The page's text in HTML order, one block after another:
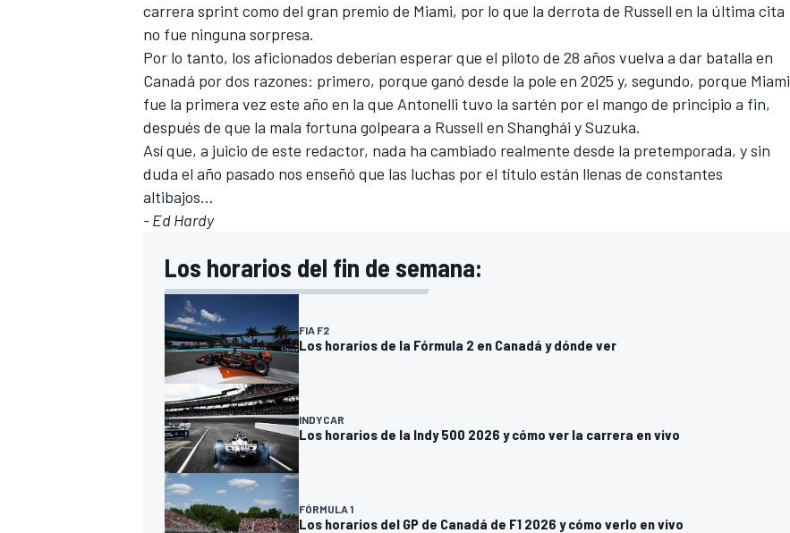
MÁS CATEGORÍAS
carrera sprint como del gran premio de Miami, por lo que la derrota de Russell en la última cita
no fue ninguna sorpresa.
Por lo tanto, los aficionados deberían esperar que el piloto de 28 años vuelva a dar batalla en
Canadá por dos razones: primero, porque ganó desde la pole en 2025 y, segundo, porque Miami
fue la primera vez este año en la que Antonelli tuvo la sartén por el mango de principio a fin,
después de que la mala fortuna golpeara a Russell en Shanghái y Suzuka.
Así que, a juicio de este redactor, nada ha cambiado realmente desde la pretemporada, y sin
duda el año pasado nos enseñó que las luchas por el título están llenas de constantes
altibajos...
- Ed Hardy
Los horarios del fin de semana:
FIA F2
Los horarios de la Fórmula 2 en Canadá y dónde ver
INDYCAR
Los horarios de la Indy 500 2026 y cómo ver la carrera en vivo
FÓRMULA 1
Los horarios del GP de Canadá de F1 2026 y cómo verlo en vivo